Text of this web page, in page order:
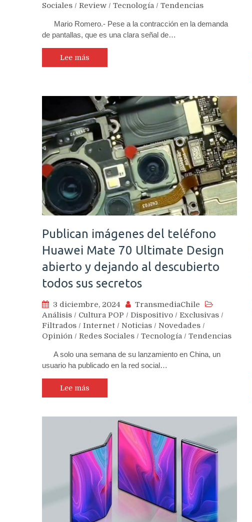
Sociales / Review / Tecnología / Tendencias
Mario Romero.- Pese a la contracción en la demanda
de pantallas, que es una clara señal de…
Lee más
Publican imágenes del teléfono
Huawei Mate 70 Ultimate Design
abierto y dejando al descubierto
todos sus secretos
3 diciembre, 2024
TransmediaChile
Análisis / Cultura POP / Dispositivo / Exclusivas /
Filtrados / Internet / Noticias / Novedades /
Opinión / Redes Sociales / Tecnología / Tendencias
A solo una semana de su lanzamiento en China, un
usuario ha publicado en la red social…
Lee más